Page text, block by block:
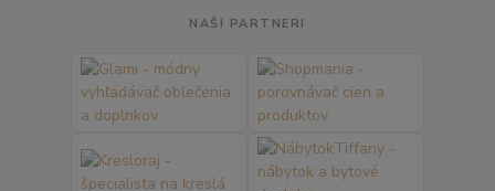
NAŠI PARTNERI